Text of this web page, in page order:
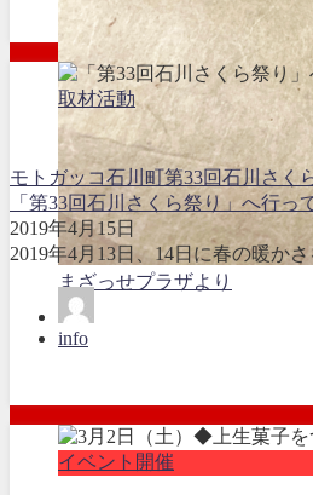
まざっせプラザより
取材活動
モトガッコ石川町第33回石川さく
「第33回石川さくら祭り」へ行っ
2019年4月15日
2019年4月13日、14日に春の暖か
info
イベント開催